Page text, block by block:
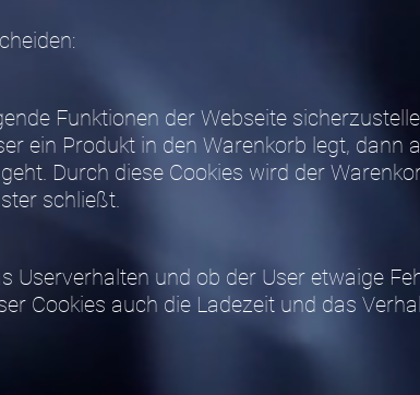
Funktionen der Webseite
ein Produkt in den Warenkorb legt, dann
Durch diese Cookies wird der
schließt.
Userverhalten und ob der User etwaige
Cookies auch die Ladezeit und das